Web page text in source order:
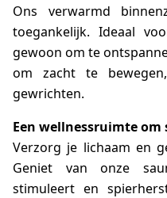
Ons verwarmd
toegankelijk. Ideaal
gewoon om te
om zacht te
gewrichten.
Een wellnessruimte
Verzorg je lichaam en
Geniet van onze
stimuleert en